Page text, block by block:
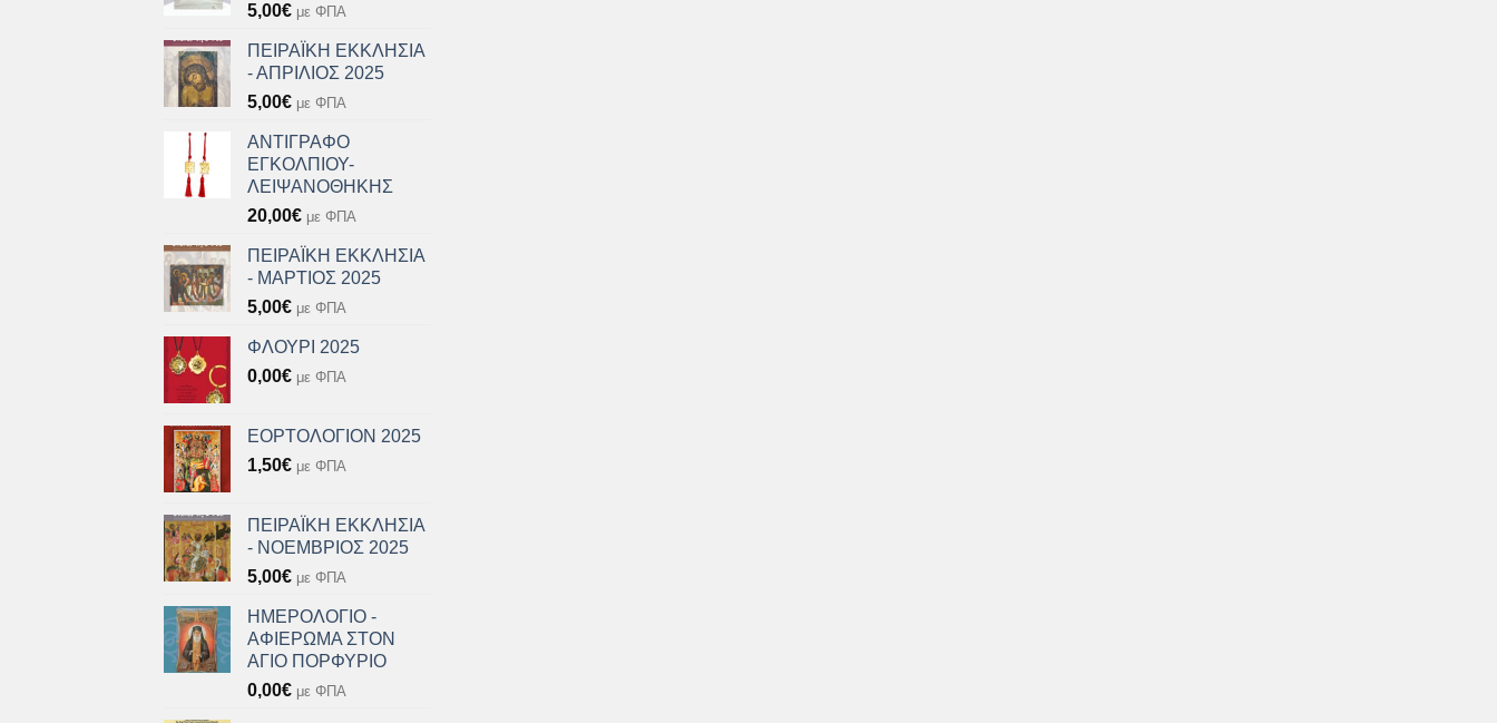
5,00€ με ΦΠΑ
ΠΕΙΡΑΪΚΗ ΕΚΚΛΗΣΙΑ
- ΑΠΡΙΛΙΟΣ 2025
5,00€ με ΦΠΑ
ΑΝΤΙΓΡΑΦΟ
ΕΓΚΟΛΠΙΟΥ-
ΛΕΙΨΑΝΟΘΗΚΗΣ
20,00€ με ΦΠΑ
ΠΕΙΡΑΪΚΗ ΕΚΚΛΗΣΙΑ
- ΜΑΡΤΙΟΣ 2025
5,00€ με ΦΠΑ
ΦΛΟΥΡΙ 2025
0,00€ με ΦΠΑ
ΕΟΡΤΟΛΟΓΙΟΝ 2025
1,50€ με ΦΠΑ
ΠΕΙΡΑΪΚΗ ΕΚΚΛΗΣΙΑ
- ΝΟΕΜΒΡΙΟΣ 2025
5,00€ με ΦΠΑ
ΗΜΕΡΟΛΟΓΙΟ -
ΑΦΙΕΡΩΜΑ ΣΤΟΝ
ΑΓΙΟ ΠΟΡΦΥΡΙΟ
0,00€ με ΦΠΑ